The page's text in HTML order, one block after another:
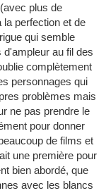
plus de
perfection et de
qui semble
au fil des
complètement
personnages qui
problèmes mais
ne pas prendre le
pour donner
de films et
une première pour
bien abordé, que
avec les blancs